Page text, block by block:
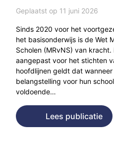
Geplaatst op 11 juni 2026
Sinds 2020 voor het
het basisonderwijs is de Wet
Scholen (MRvNS) van
aangepast voor het stichten
hoofdlijnen geldt dat
belangstelling voor hun
voldoende…
Lees publicatie